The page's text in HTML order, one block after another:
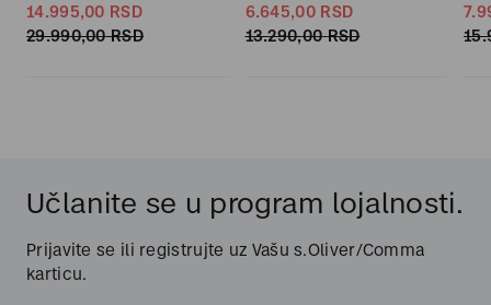
14.995,00 RSD
29.990,00 RSD
6.645,00 RSD
13.290,00 RSD
Učlanite se u program lojalnosti.
Prijavite se ili registrujte uz Vašu s.Oliver/Comma
karticu.